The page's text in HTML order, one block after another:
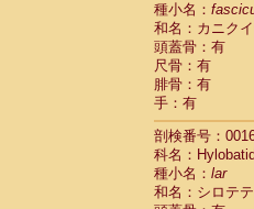
種小名：
和名：カニク
頭蓋骨：有
尺骨：有
腓骨：有
手：有
剖検番号：
科名：
種小名： lar
和名：シロテ